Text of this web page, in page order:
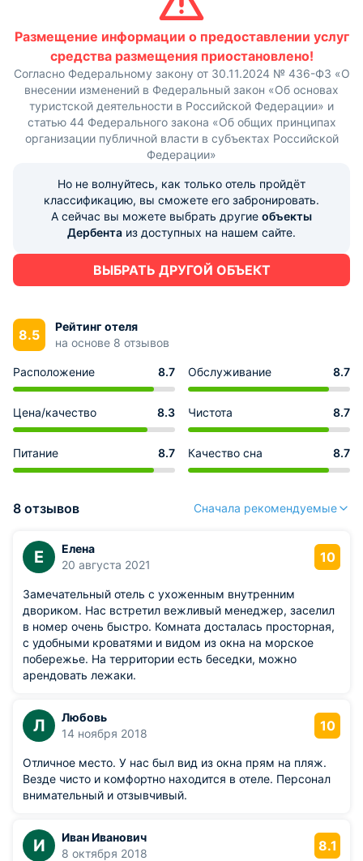
Размещение информации о предоставлении услуг
средства размещения приостановлено!
Согласно Федеральному закону от 30.11.2024 № 436-ФЗ «О
внесении изменений в Федеральный закон «Об основах
туристской деятельности в Российской Федерации» и
статью 44 Федерального закона «Об общих принципах
организации публичной власти в субъектах Российской
Федерации»
Но не волнуйтесь, как только отель пройдёт
классификацию, вы сможете его забронировать.
А сейчас вы можете выбрать другие объекты
Дербента из доступных на нашем сайте.
ВЫБРАТЬ ДРУГОЙ ОБЪЕКТ
8.5
Рейтинг отеля
на основе 8 отзывов
Расположение 8.7 Обслуживание 8.7
Цена/качество 8.3 Чистота 8.7
Питание 8.7 Качество сна 8.7
8 отзывов Сначала рекомендуемые
Е
Елена
20 августа 2021
10
Замечательный отель с ухоженным внутренним
двориком. Нас встретил вежливый менеджер, заселил
в номер очень быстро. Комната досталась просторная,
с удобными кроватями и видом из окна на морское
побережье. На территории есть беседки, можно
арендовать лежаки.
Л
Любовь
14 ноября 2018
10
Отличное место. У нас был вид из окна прям на пляж.
Везде чисто и комфортно находится в отеле. Персонал
внимательный и отзывчивый.
И
Иван Иванович
8 октября 2018
8.1